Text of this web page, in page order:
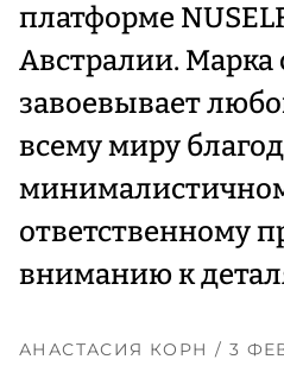
платформе
Австралии. Марка
завоевывает
всему миру
ответственному
вниманию к
АНАСТАСИЯ КОРН / 3